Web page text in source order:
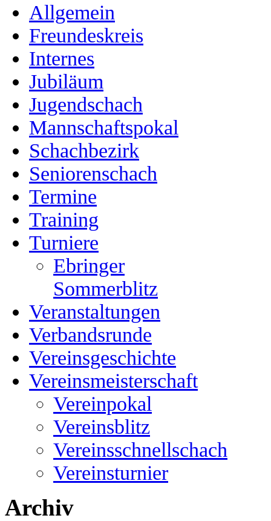
Allgemein
Freundeskreis
Internes
Jubiläum
Jugendschach
Mannschaftspokal
Schachbezirk
Seniorenschach
Termine
Training
Turniere
Ebringer
Sommerblitz
Veranstaltungen
Verbandsrunde
Vereinsgeschichte
Vereinsmeisterschaft
Vereinpokal
Vereinsblitz
Vereinsschnellschach
Vereinsturnier
Archiv